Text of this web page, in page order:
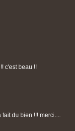
c'est beau !!
du bien !!! merci....